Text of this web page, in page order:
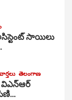
సాయిలు
తెలంగాణ
విఎన్ఆర్